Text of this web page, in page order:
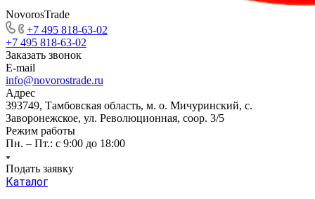
NovorosTrade
+7 495 818-63-02
+7 495 818-63-02
Заказать звонок
E-mail
info@novorostrade.ru
Адрес
393749, Тамбовская область, м. о. Мичуринский, с.
Заворонежское, ул. Революционная, соор. 3/5
Режим работы
Пн. – Пт.: с 9:00 до 18:00
Подать заявку
Каталог